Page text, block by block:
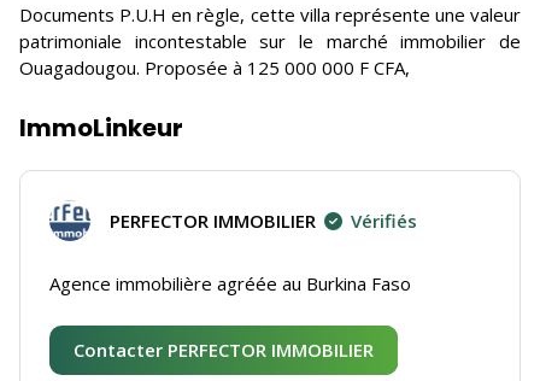
Documents P.U.H en règle, cette villa représente une valeur
patrimoniale incontestable sur le marché immobilier de
Ouagadougou. Proposée à 125 000 000 F CFA,
ImmoLinkeur
PERFECTOR IMMOBILIER Vérifiés
Agence immobilière agréée au Burkina Faso
Contacter PERFECTOR IMMOBILIER